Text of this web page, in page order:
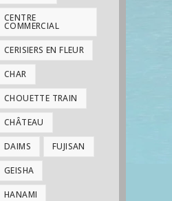
CENTRE
COMMERCIAL
CERISIERS EN FLEUR
CHAR
CHOUETTE TRAIN
CHÂTEAU
DAIMS FUJISAN
GEISHA
HANAMI